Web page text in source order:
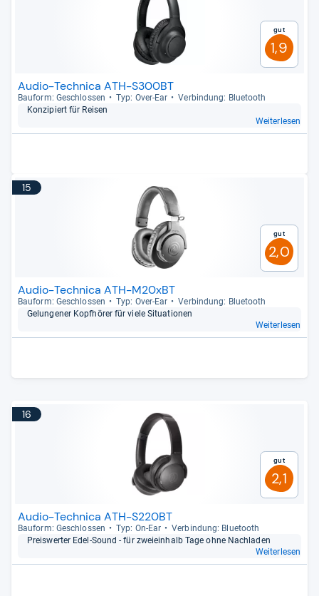
Gut
1,9
Audio-Technica ATH-S300BT
Bau­form: Geschlos­sen Typ: Over-​Ear
Ver­bin­dung: Blue­tooth
Kon­zi­piert für Rei­sen
Weiterlesen
15
Gut
2,0
Audio-Technica ATH-M20xBT
Bau­form: Geschlos­sen Typ: Over-​Ear
Ver­bin­dung: Blue­tooth
Gelun­ge­ner Kopf­hö­rer für viele Situa­tio­nen
Weiterlesen
16
Gut
2,1
Audio-Technica ATH-S220BT
Bau­form: Geschlos­sen Typ: On-​Ear
Ver­bin­dung: Blue­tooth
Preis­wer­ter Edel-​Sound -​ für zwei­ein­halb Tage ohne Nach­la­den
Weiterlesen